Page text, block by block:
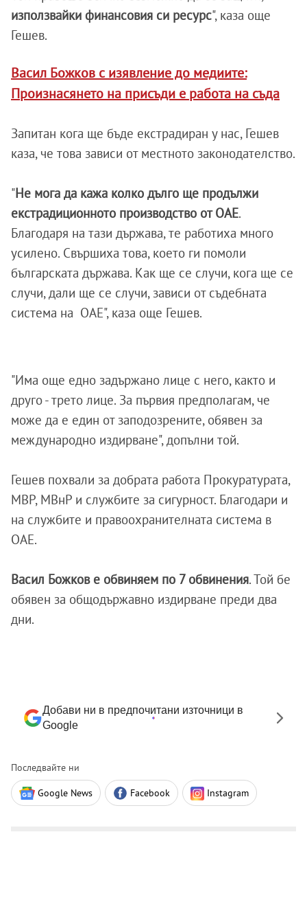
използвайки финансовия си ресурс", каза още
Гешев.
Васил Божков с изявление до медиите:
Произнасянето на присъди е работа на съда
Запитан кога ще бъде екстрадиран у нас, Гешев
каза, че това зависи от местното законодателство.
"Не мога да кажа колко дълго ще продължи
екстрадиционното производство от ОАЕ.
Благодаря на тази държава, те работиха много
усилено. Свършиха това, което ги помоли
българската държава. Как ще се случи, кога ще се
случи, дали ще се случи, зависи от съдебната
система на ОАЕ", каза още Гешев.
"Има още едно задържано лице с него, както и
друго - трето лице. За първия предполагам, че
може да е един от заподозрените, обявен за
международно издирване", допълни той.
Гешев похвали за добрата работа Прокуратурата,
МВР, МВнР и службите за сигурност. Благодари и
на службите и правоохранителната система в
ОАЕ.
Васил Божков е обвиняем по 7 обвинения. Той бе
обявен за общодържавно издирване преди два
дни.
Добави ни в предпочитани източници в
Google
Последвайте ни
Google News Facebook Instagram